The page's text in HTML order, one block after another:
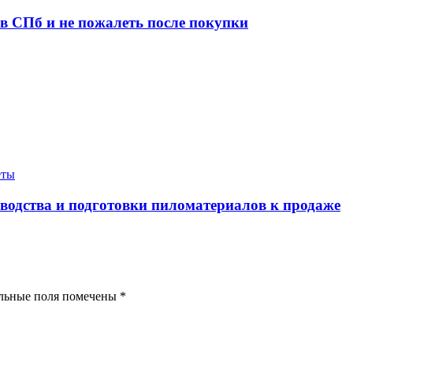
СПб и не пожалеть после покупки
и подготовки пиломатериалов к продаже
поля помечены *